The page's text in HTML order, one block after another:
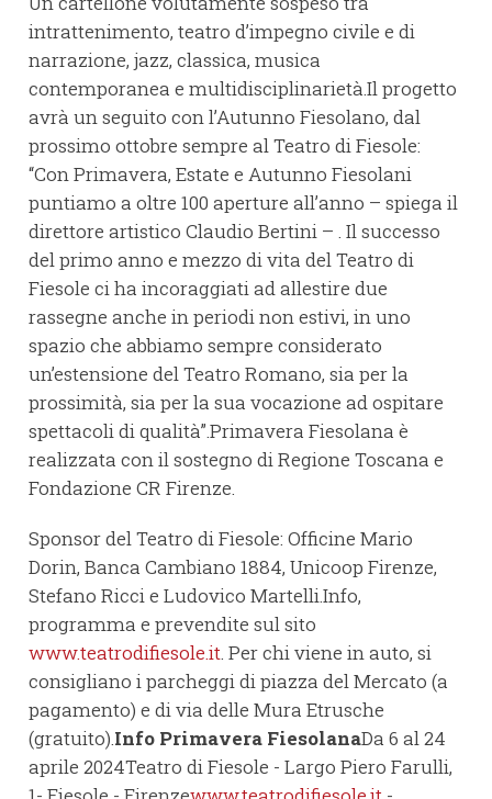
intrattenimento, teatro d’impegno civile e di
narrazione, jazz, classica, musica
contemporanea e multidisciplinarietà.Il progetto
avrà un seguito con l’Autunno Fiesolano, dal
prossimo ottobre sempre al Teatro di Fiesole:
“Con Primavera, Estate e Autunno Fiesolani
puntiamo a oltre 100 aperture all’anno – spiega il
direttore artistico Claudio Bertini – . Il successo
del primo anno e mezzo di vita del Teatro di
Fiesole ci ha incoraggiati ad allestire due
rassegne anche in periodi non estivi, in uno
spazio che abbiamo sempre considerato
un’estensione del Teatro Romano, sia per la
prossimità, sia per la sua vocazione ad ospitare
spettacoli di qualità”.Primavera Fiesolana è
realizzata con il sostegno di Regione Toscana e
Fondazione CR Firenze.
Sponsor del Teatro di Fiesole: Officine Mario
Dorin, Banca Cambiano 1884, Unicoop Firenze,
Stefano Ricci e Ludovico Martelli.Info,
programma e prevendite sul sito
www.teatrodifiesole.it. Per chi viene in auto, si
consigliano i parcheggi di piazza del Mercato (a
pagamento) e di via delle Mura Etrusche
(gratuito).Info Primavera FiesolanaDa 6 al 24
aprile 2024Teatro di Fiesole - Largo Piero Farulli,